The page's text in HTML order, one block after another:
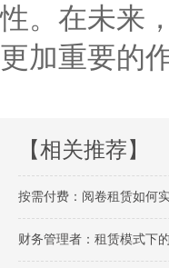
性。在未来
更加重要的
【相关推荐】
按需付费：阅卷租赁如何
财务管理者：租赁模式下